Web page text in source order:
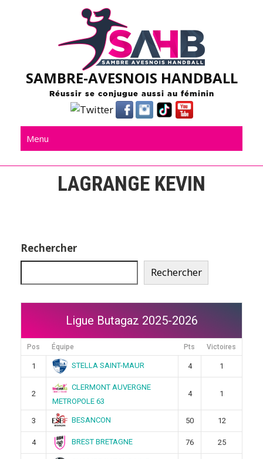
SAMBRE-AVESNOIS HANDBALL
Réussir se conjugue aussi au féminin
Menu
LAGRANGE KEVIN
Rechercher
Rechercher
Ligue Butagaz 2025-2026
Pos Équipe Pts Victoires
1 STELLA SAINT-MAUR 4 1
2
CLERMONT AUVERGNE
METROPOLE 63
4 1
3 BESANCON 50 12
4 BREST BRETAGNE 76 25